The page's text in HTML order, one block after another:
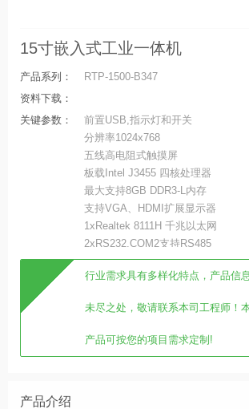
15寸嵌入式工业一体机
产品系列：
RTP-1500-B347
资料下载：
关键参数：
前置USB,指示灯和开关
分辨率1024x768
五线高电阻式触摸屏
板载Intel J3455 四核处理器
最大支持8GB DDR3-L内存
支持VGA、HDMI扩展显示器
1xRealtek 8111H 千兆以太网
2xRS232,COM2支持RS485
行业需求具有多样化特点，产品信
未尽之处，敬请联系本司工程师！
产品可按您的项目需求定制!
产品介绍